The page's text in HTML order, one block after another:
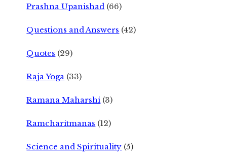
Prashna Upanishad (66)
Questions and Answers (42)
Quotes (29)
Raja Yoga (33)
Ramana Maharshi (3)
Ramcharitmanas (12)
Science and Spirituality (5)